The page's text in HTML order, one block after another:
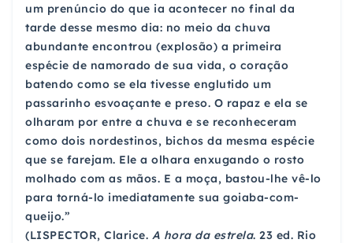
um prenúncio do que ia acontecer no final da
tarde desse mesmo dia: no meio da chuva
abundante encontrou (explosão) a primeira
espécie de namorado de sua vida, o coração
batendo como se ela tivesse englutido um
passarinho esvoaçante e preso. O rapaz e ela se
olharam por entre a chuva e se reconheceram
como dois nordestinos, bichos da mesma espécie
que se farejam. Ele a olhara enxugando o rosto
molhado com as mãos. E a moça, bastou-lhe vê-lo
para torná-lo imediatamente sua goiaba-com-
queijo.”
(LISPECTOR, Clarice. A hora da estrela. 23 ed. Rio